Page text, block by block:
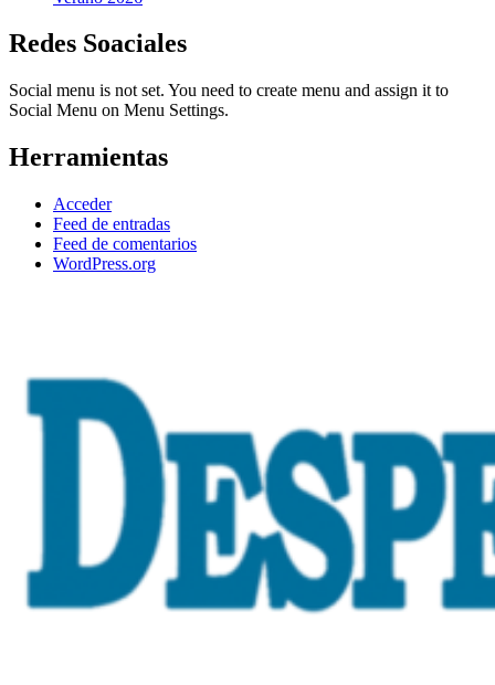
Redes Soaciales
Social menu is not set. You need to create menu and assign it to
Social Menu on Menu Settings.
Herramientas
Acceder
Feed de entradas
Feed de comentarios
WordPress.org